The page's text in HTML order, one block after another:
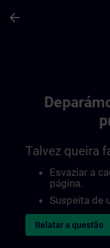
arrow_back
Talvez queira
Esvaziar a
página.
Suspeita de
Relatar a questão